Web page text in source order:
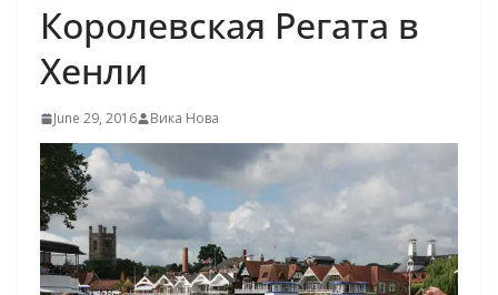
Королевская Регата в
Хенли
June 29, 2016 Вика Нова